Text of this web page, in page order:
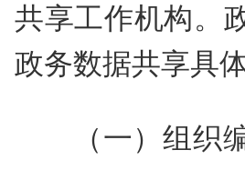
共享工作机构。
政务数据共享具
（一）组织